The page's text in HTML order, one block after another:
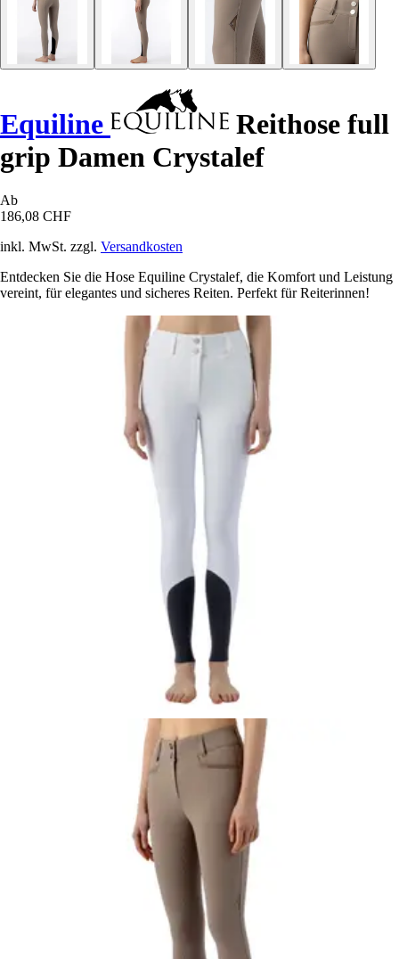
Equiline
Reithose full
grip Damen Crystalef
Ab
186,08 CHF
inkl. MwSt. zzgl. Versandkosten
Entdecken Sie die Hose Equiline Crystalef, die Komfort und Leistung
vereint, für elegantes und sicheres Reiten. Perfekt für Reiterinnen!